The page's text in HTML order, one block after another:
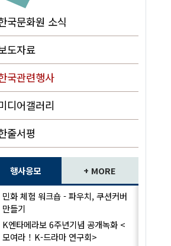
국문화원 소식
도자료
국관련행사
디어갤러리
줄서평
행사응모 + MORE
민화 체험 워크숍 - 파우치, 쿠션커버
만들기
K엔타메라보 6주년기념 공개녹화 <
모여라！K-드라마 연구회>